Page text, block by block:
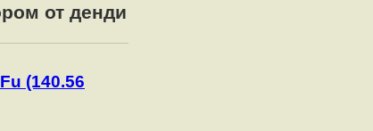
от денди
(140.56